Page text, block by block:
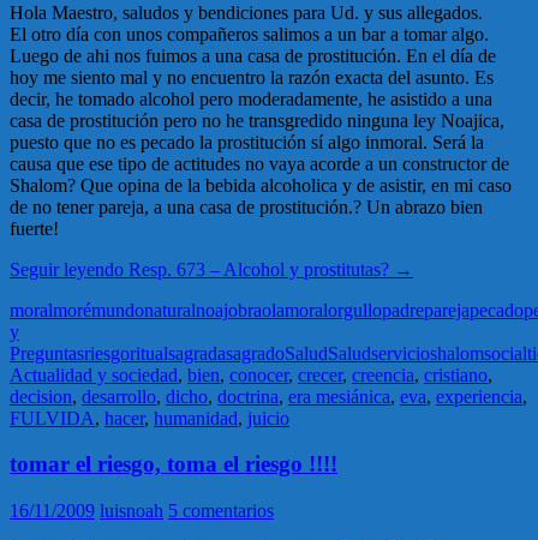
Hola Maestro, saludos y bendiciones para Ud. y sus allegados.
El otro día con unos compañeros salimos a un bar a tomar algo.
Luego de ahi nos fuimos a una casa de prostitución. En el día de
hoy me siento mal y no encuentro la razón exacta del asunto. Es
decir, he tomado alcohol pero moderadamente, he asistido a una
casa de prostitución pero no he transgredido ninguna ley Noajica,
puesto que no es pecado la prostitución sí algo inmoral. Será la
causa que ese tipo de actitudes no vaya acorde a un constructor de
Shalom? Que opina de la bebida alcoholica y de asistir, en mi caso
de no tener pareja, a una casa de prostitución.? Un abrazo bien
fuerte!
Seguir leyendo Resp. 673 – Alcohol y prostitutas? →
moralmorémundonaturalnoajobraolamoralorgullopadreparejapecado
y
PreguntasriesgoritualsagradasagradoSaludSaludservicioshalomsocial
Actualidad y sociedad, bien, conocer, crecer, creencia, cristiano,
decision, desarrollo, dicho, doctrina, era mesiánica, eva, experiencia,
FULVIDA, hacer, humanidad, juicio
tomar el riesgo, toma el riesgo !!!!
16/11/2009 luisnoah 5 comentarios